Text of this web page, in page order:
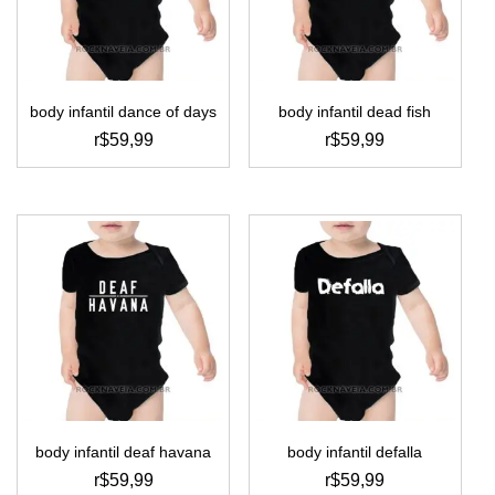
escolhidas
na
página
produto
escolhidas
na
página
produto
body infantil dance of days
r$59,99
este
tem
várias
variantes.
as
opções
podem
escolhidas
na
página
produto
body infantil dead fish
r$59,99
este
tem
várias
variantes.
as
opções
podem
escolhidas
na
página
produto
body infantil deaf havana
r$59,99
body infantil defalla
r$59,99